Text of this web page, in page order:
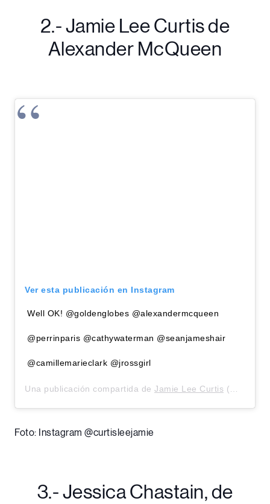
2.- Jamie Lee Curtis de
Alexander McQueen
Ver esta publicación en Instagram
Well OK! @goldenglobes @alexandermcqueen
@perrinparis @cathywaterman @seanjameshair
@camillemarieclark @jrossgirl
Una publicación compartida de Jamie Lee Curtis (@curtisleejamie) el
Foto: Instagram @curtisleejamie
3.- Jessica Chastain, de